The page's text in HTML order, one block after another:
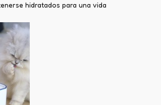
hidratados para una vida